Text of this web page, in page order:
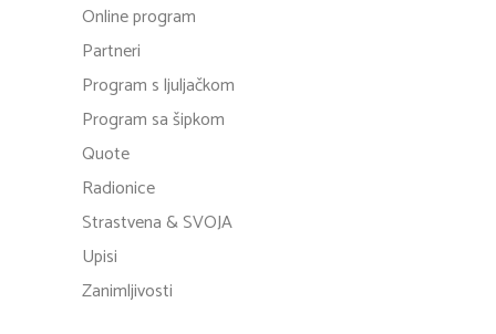
Online program
Partneri
Program s ljuljačkom
Program sa šipkom
Quote
Radionice
Strastvena & SVOJA
Upisi
Zanimljivosti